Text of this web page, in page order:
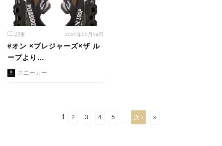
記事 2025年05月14日
#オン ×プレジャーズ×ザ ル
ープより…
スニーカー
1 2 3 4 5 次 › »